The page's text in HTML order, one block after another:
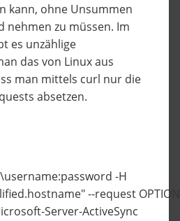
kann, ohne Unsummen
nehmen zu müssen. Im
es unzählige
das von Linux aus
man mittels curl nur die
absetzen.
-H
--request
Server-ActiveSync